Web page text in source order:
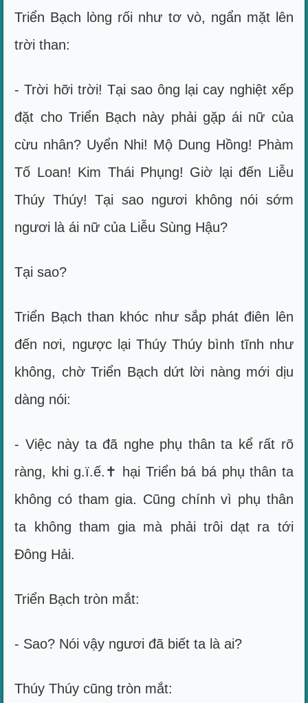
Triển Bạch lòng rối như tơ vò, ngẩn mặt lên
trời than:
- Trời hỡi trời! Tại sao ông lại cay nghiệt xếp
đặt cho Triển Bạch này phải gặp ái nữ của
cừu nhân? Uyển Nhi! Mộ Dung Hồng! Phàm
Tố Loan! Kim Thái Phụng! Giờ lại đến Liễu
Thúy Thúy! Tại sao ngươi không nói sớm
ngươi là ái nữ của Liễu Sùng Hậu?
Tại sao?
Triển Bạch than khóc như sắp phát điên lên
đến nơi, ngược lại Thúy Thúy bình tĩnh như
không, chờ Triển Bạch dứt lời nàng mới dịu
dàng nói:
- Việc này ta đã nghe phụ thân ta kể rất rõ
ràng, khi g.ï.ế.✝ hại Triển bá bá phụ thân ta
không có tham gia. Cũng chính vì phụ thân
ta không tham gia mà phải trôi dạt ra tới
Đông Hải.
Triển Bạch tròn mắt:
- Sao? Nói vậy ngươi đã biết ta là ai?
Thúy Thúy cũng tròn mắt: